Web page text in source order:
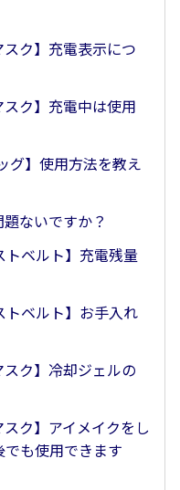
スク】充電表示につ
スク】充電中は使用
グ】使用方法を教え
ないですか？
トベルト】充電残量
トベルト】お手入れ
スク】冷却ジェルの
スク】アイメイクをし
も使用できます